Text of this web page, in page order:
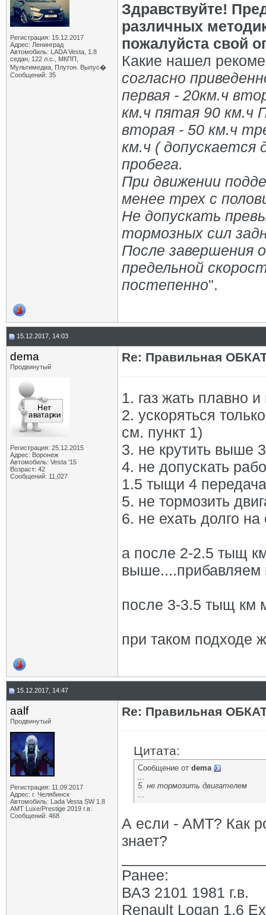
Регистрация: 15.12.2017
Адрес: Ленинград
Автомобиль: LADA Vesta, 1.8
седан, 122 л.с., МКПП,
Мультимедиа, Плутон. Выпус�
Сообщений: 35
Здравствуйте!
различных
пожалуйста свой
Какие нашел
согласно
первая - 20км.ч
км.ч пятая 90 км.ч
вторая - 50 км.ч
км.ч ( допускается
пробега.
При движении
менее трех с
Не допускать
тормозных сил
После завершения
предельной
постепенно".
15.12.2017, 14:03
dema
Продвинутый
Регистрация: 25.12.2015
Адрес: Воронеж
Автомобиль: Vesta '15
Возраст: 42
Сообщений: 11,027
Re: Правильная
1. газ жать плавно и
2. ускоряться
см. пункт 1)
3. не крутить выше
4. не допускать
1.5 тыщи 4
5. не тормозить
6. не ехать долго
а после 2-2.5 тыщ
выше....прибавляем
после 3-3.5 тыщ км
при таком подходе
15.12.2017, 14:47
aalf
Продвинутый
Регистрация: 11.09.2017
Адрес: г. Челябинск
Автомобиль: Lada Vesta SW 1.8
АМТ Luxe/Prestige 2019 г.в.
Сообщений: 468
Re: Правильная
Цитата:
Сообщение от dema
...
5. не тормозить двигателем
...
А если - АМТ? Как
знает?
Ранее:
ВАЗ 2101 1981 г.в.
Renault Logan 1.6